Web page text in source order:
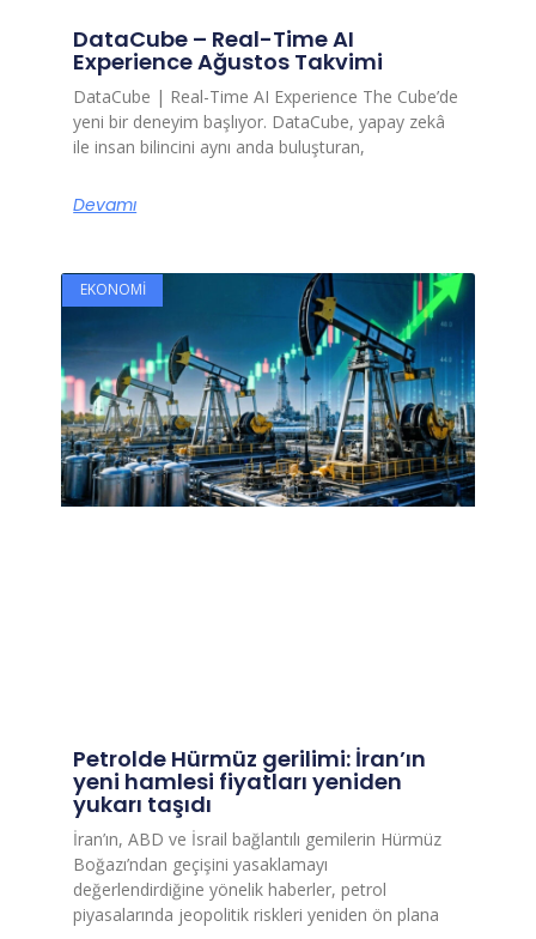
DataCube – Real-Time AI
Experience Ağustos Takvimi
DataCube | Real-Time AI Experience The Cube’de
yeni bir deneyim başlıyor. DataCube, yapay zekâ
ile insan bilincini aynı anda buluşturan,
Devamı
EKONOMI
Petrolde Hürmüz gerilimi: İran’ın
yeni hamlesi fiyatları yeniden
yukarı taşıdı
İran’ın, ABD ve İsrail bağlantılı gemilerin Hürmüz
Boğazı’ndan geçişini yasaklamayı
değerlendirdiğine yönelik haberler, petrol
piyasalarında jeopolitik riskleri yeniden ön plana